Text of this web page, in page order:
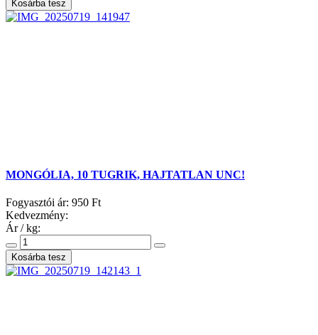
MONGÓLIA, 10 TUGRIK, HAJTATLAN UNC!
Fogyasztói ár: 950 Ft
Kedvezmény:
Ár / kg: